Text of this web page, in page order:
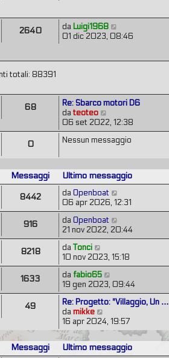
a
g
o
i
m
e
g
g
i
o
u
l
t
m
s
s
a
g
2640 da Luigi1968
e
i
m
m
e
s
g
g
o
01 dic 2023, 08:46
totali: 88391
68
Re: Sbarco motori D6
dateoteo
e
d
i
t
i
m
o
m
e
s
s
g
g
i
o
06 set 2022, 12:38
0 Nessun messaggio
Messaggi Ultimo messaggio
8442 daOpenboat
e
d
u
l
i
o
m
e
s
a
g
06 apr 2026, 12:31
916 daOpenboat
e
d
u
l
i
m
o
m
e
s
s
a
21 nov 2022, 20:44
8218 daTonci
e
d
i
u
l
t
i
m
o
m
e
10 nov 2023, 15:18
1633 da fabio65
e
d
l
t
i
m
19 gen 2023, 09:44
49
Re: Progetto: "Villaggio, Un …
damikke
e
d
i
u
16 apr 2024, 19:57
Messaggi Ultimo messaggio